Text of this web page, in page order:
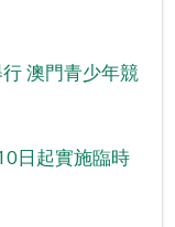
澳門青少年競
日起實施臨時